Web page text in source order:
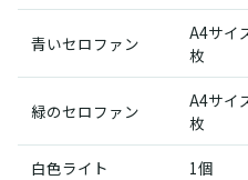
青いセロファン
A4サイ
枚
緑のセロファン
A4サイ
枚
白色ライト 1個